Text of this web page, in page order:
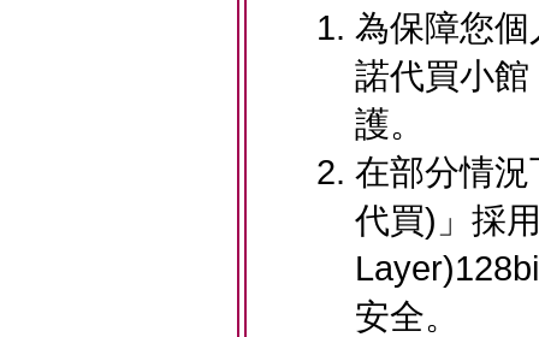
為保障您
諾代買小
護。
在部分情
代買)」採
安全。